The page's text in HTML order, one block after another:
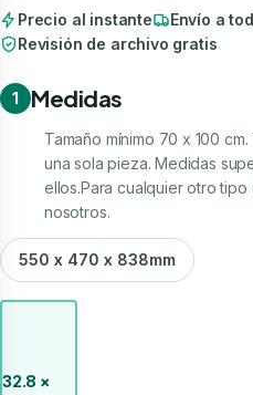
Precio al instante
Envío a
Revisión de archivo gratis
1 Medidas
Tamaño mínimo 70 x 100
una sola pieza. Medidas
ellos.Para cualquier otro
nosotros.
550 x 470 x 838mm
32.8 ×